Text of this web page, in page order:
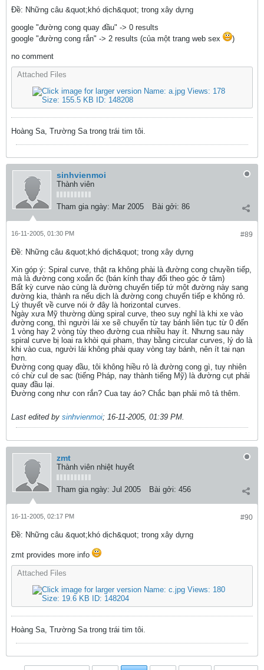
Ðề: Những câu &quot;khó dịch&quot; trong xây dựng
google "đường cong quay đầu" -> 0 results
google "đường cong rắn" -> 2 results (của một trang web sex
)
no comment
Attached Files
Hoàng Sa, Trường Sa trong trái tim tôi.
sinhvienmoi
Thành viên
Tham gia ngày: Mar 2005 Bài gởi: 86
#89
16-11-2005, 01:30 PM
Ðề: Những câu &quot;khó dịch&quot; trong xây dựng
Xin góp ý: Spiral curve, thật ra không phài là đường cong chuyền tiếp,
mà là đường cong xoắn ốc (bán kính thay đổi theo góc ở tâm)
Bất kỳ curve nào cùng là đường chuyển tiếp tứ một đường này sang
đường kia, thành ra nếu dịch là đường cong chuyển tiếp e không rỏ.
Lý thuyết về curve nói ở đây là horizontal curves.
Ngày xưa Mỹ thường dùng spiral curve, theo suy nghỉ là khi xe vào
đường cong, thì người lái xe sẽ chuyển từ tay bánh liên tục từ 0 đến
1 vòng hay 2 vòng tùy theo đường cua nhiều hay ít. Nhưng sau này
spiral curve bị loai ra khòi qui pham, thay bằng circular curves, lý do là
khi vào cua, người lái không phài quay vòng tay bánh, nên ít tai nạn
hơn.
Đường cong quay đầu, tôi không hiều rỏ là đường cong gì, tuy nhiên
có chừ cul de sac (tiếng Pháp, nay thành tiếng Mỹ) là đường cụt phải
quay đầu lại.
Đường cong như con rắn? Cua tay áo? Chắc bạn phải mô tả thêm.
Last edited by sinhvienmoi; 16-11-2005, 01:39 PM.
zmt
Thành viên nhiệt huyết
Tham gia ngày: Jul 2005 Bài gởi: 456
#90
16-11-2005, 02:17 PM
Ðề: Những câu &quot;khó dịch&quot; trong xây dựng
zmt provides more info
Attached Files
Hoàng Sa, Trường Sa trong trái tim tôi.